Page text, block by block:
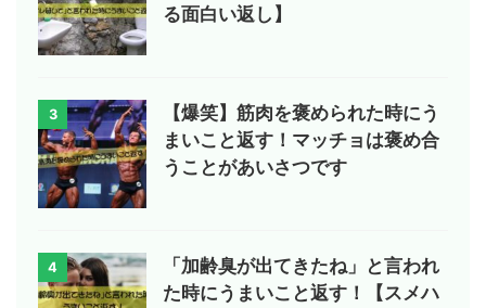
る面白い返し】
3
【爆笑】筋肉を褒められた時にう
まいこと返す！マッチョは褒め合
うことがあいさつです
4
「加齢臭が出てきたね」と言われ
た時にうまいこと返す！【スメハ